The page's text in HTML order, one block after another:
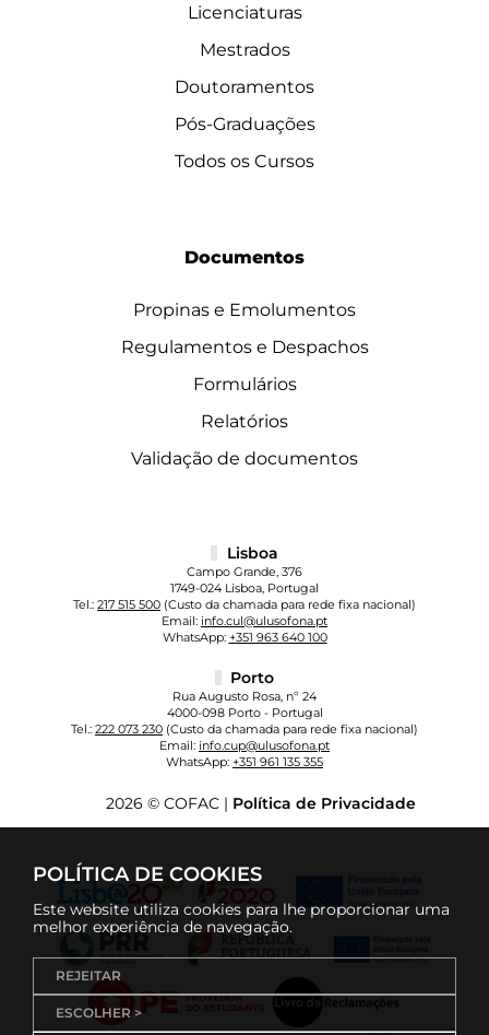
POLÍTICA DE COOKIES
Este website utiliza cookies para lhe proporcionar uma
melhor experiência de navegação.
REJEITAR
ESCOLHER >
Licenciaturas
Mestrados
Doutoramentos
Pós-Graduações
Todos os Cursos
Documentos
Propinas e Emolumentos
Regulamentos e Despachos
Formulários
Relatórios
Validação de documentos
Lisboa
Campo Grande, 376
1749-024 Lisboa, Portugal
Tel.: 217 515 500 (Custo da chamada para rede fixa nacional)
Email: info.cul@ulusofona.pt
WhatsApp: +351 963 640 100
Porto
Rua Augusto Rosa, nº 24
4000-098 Porto - Portugal
Tel.: 222 073 230 (Custo da chamada para rede fixa nacional)
Email: info.cup@ulusofona.pt
WhatsApp: +351 961 135 355
2026 © COFAC | Política de Privacidade